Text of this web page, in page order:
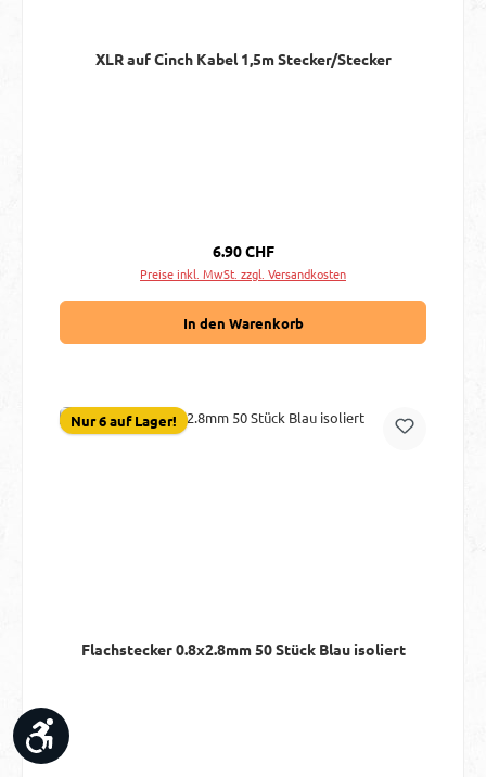
XLR auf Cinch Kabel 1,5m Stecker/Stecker
Regulärer Preis:
6.90 CHF
Preise inkl. MwSt. zzgl. Versandkosten
In den Warenkorb
Nur 6 auf Lager!
Flachstecker 0.8x2.8mm 50 Stück Blau isoliert
Werkzeugleiste anzeigen